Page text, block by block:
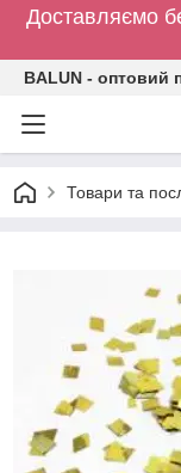
Доставляємо
BALUN - оптовий
Товари та